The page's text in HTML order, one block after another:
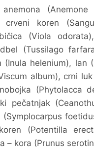
crveni koren
(Viola
(Tussilago
(Inula helenium),
album), crni
(Phytolacca
pečatnjak
(Symplocarpus
(Potentilla
– kora (Prunus